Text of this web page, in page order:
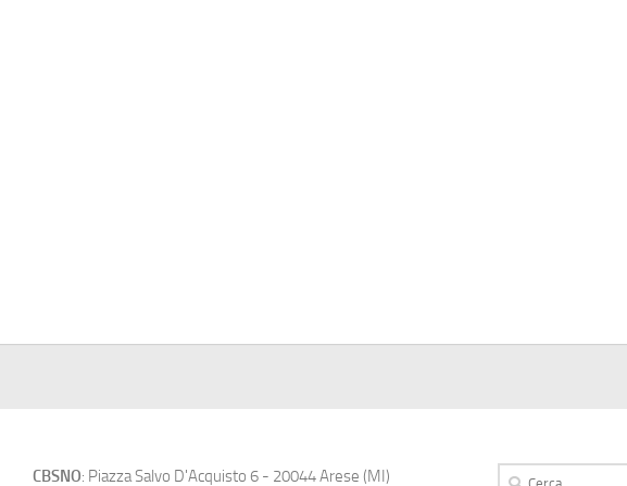
CBSNO: Piazza Salvo D'Acquisto 6 - 20044 Arese (MI) Ricerca